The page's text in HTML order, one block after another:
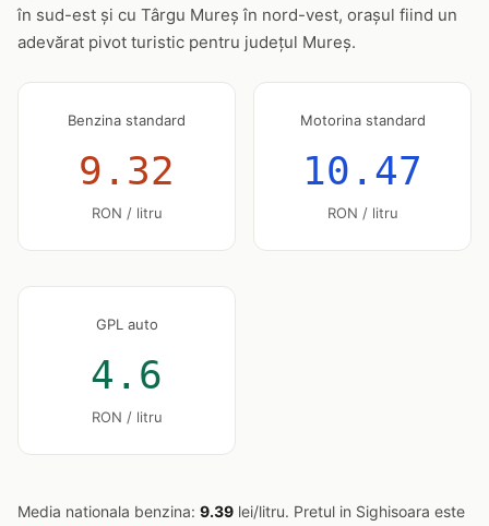
în sud-est și cu Târgu Mureș în nord-vest, orașul fiind un
adevărat pivot turistic pentru județul Mureș.
Benzina standard
9.32
RON / litru
Motorina standard
10.47
RON / litru
GPL auto
4.6
RON / litru
Media nationala benzina: 9.39 lei/litru. Pretul in Sighisoara este